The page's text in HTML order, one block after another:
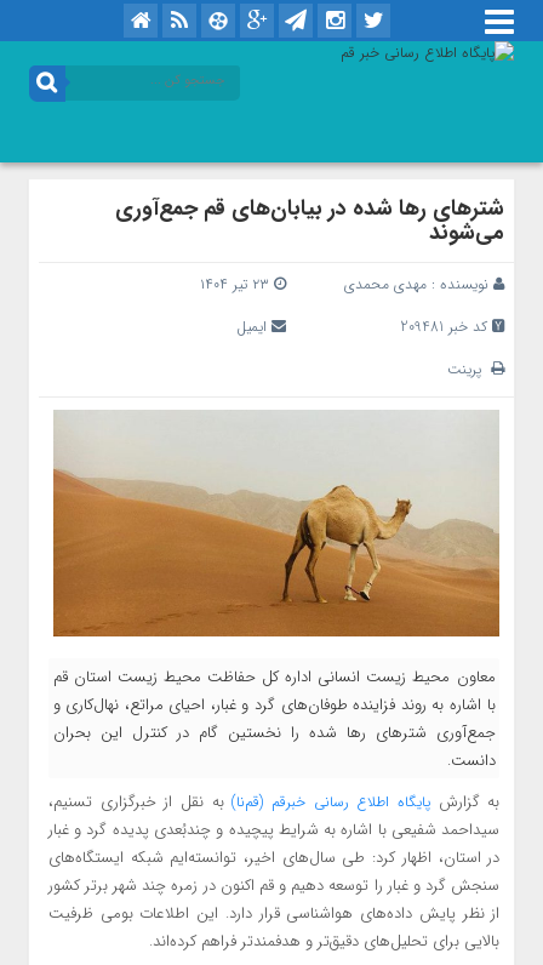
شترهای رها شده در بیابان‌های قم جمع‌آوری
می‌شوند
نویسنده : مهدی محمدی
کد خبر 209481
ایمیل
پرینت
معاون محیط زیست انسانی اداره کل حفاظت محیط زیست استان قم
با اشاره به روند فزاینده طوفان‌های گرد و غبار، احیای مراتع، نهال‌کاری و
جمع‌آوری شترهای رها شده را نخستین گام در کنترل این بحران
دانست.
به گزارشپایگاه اطلاع رسانی خبرقم (قم‌نا)به نقل ازخبرگزاری تسنیم،
سیداحمد شفیعی با اشاره به شرایط پیچیده و چندبُعدی پدیده گرد و غبار
در استان، اظهار کرد: طی سال‌های اخیر، توانسته‌ایم شبکه ایستگاه‌های
سنجش گرد و غبار را توسعه دهیم و قم اکنون در زمره چند شهر برتر کشور
از نظر پایش داده‌های هواشناسی قرار دارد. این اطلاعات بومی ظرفیت
بالایی برای تحلیل‌های دقیق‌تر و هدفمندتر فراهم کرده‌اند.